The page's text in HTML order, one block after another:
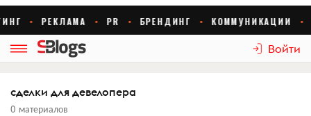
Войти
сделки для девелопера
0 материалов